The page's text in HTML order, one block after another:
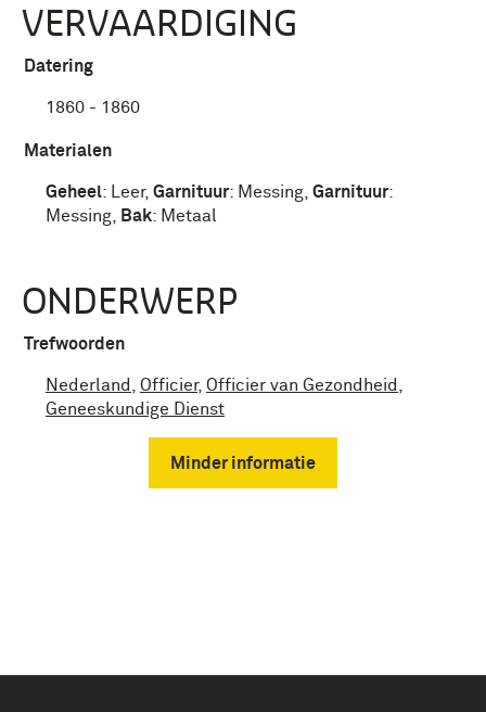
VERVAARDIGING
Datering
1860 - 1860
Materialen
Geheel: Leer, Garnituur: Messing Garnituur:
Messing
Bak: Metaal
ONDERWERP
Trefwoorden
Nederland Officier, Officier van Gezondheid
Geneeskundige Dienst
Minder informatie